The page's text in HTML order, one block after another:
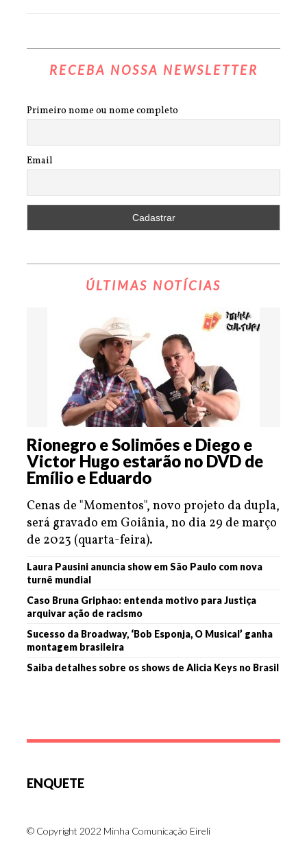
RECEBA NOSSA NEWSLETTER
Primeiro nome ou nome completo
Email
ÚLTIMAS NOTÍCIAS
Rionegro e Solimões e Diego e
Victor Hugo estarão no DVD de
Emílio e Eduardo
Cenas de "Momentos", novo projeto da dupla,
será gravado em Goiânia, no dia 29 de março
de 2023 (quarta-feira).
Laura Pausini anuncia show em São Paulo com nova
turnê mundial
Caso Bruna Griphao: entenda motivo para Justiça
arquivar ação de racismo
Sucesso da Broadway, ‘Bob Esponja, O Musical’ ganha
montagem brasileira
Saiba detalhes sobre os shows de Alicia Keys no Brasil
ENQUETE
© Copyright 2022 Minha Comunicação Eireli